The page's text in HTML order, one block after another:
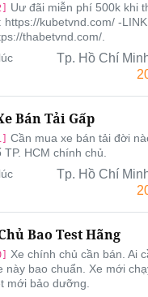
Uư đãi miễn phí 500k khi
https://kubetvnd.com/ -LINK
thabetvnd.com/.
Tp. Hồ Chí
Bán Tải Gấp
Cần mua xe bán tải đời
HCM chính chủ.
Tp. Hồ Chí
Bao Test Hãng
Xe chính chủ cần bán. Ai
này bao chuẩn. Xe mới
mới bảo dưỡng.